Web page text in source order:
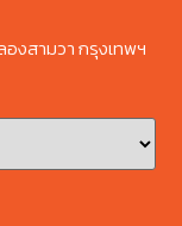
งสามวา กรุงเทพฯ